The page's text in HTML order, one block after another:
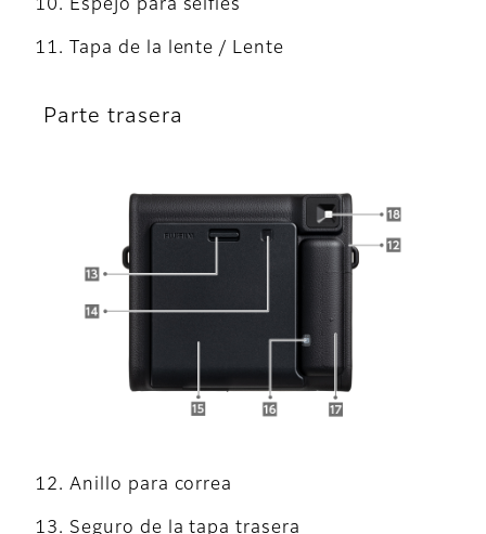
Espejo para selfies
Tapa de la lente / Lente
Parte trasera
Anillo para correa
Seguro de la tapa trasera